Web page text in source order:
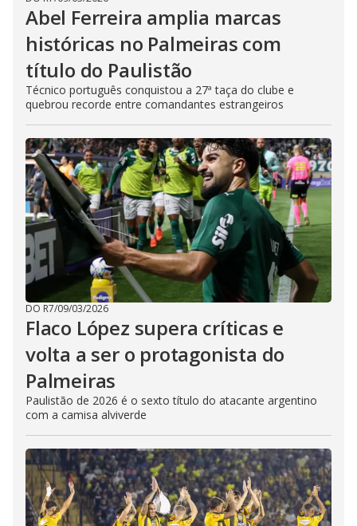
Abel Ferreira amplia marcas
históricas no Palmeiras com
título do Paulistão
Técnico português conquistou a 27ª taça do clube e
quebrou recorde entre comandantes estrangeiros
DO R7/09/03/2026
Flaco López supera críticas e
volta a ser o protagonista do
Palmeiras
Paulistão de 2026 é o sexto título do atacante argentino
com a camisa alviverde